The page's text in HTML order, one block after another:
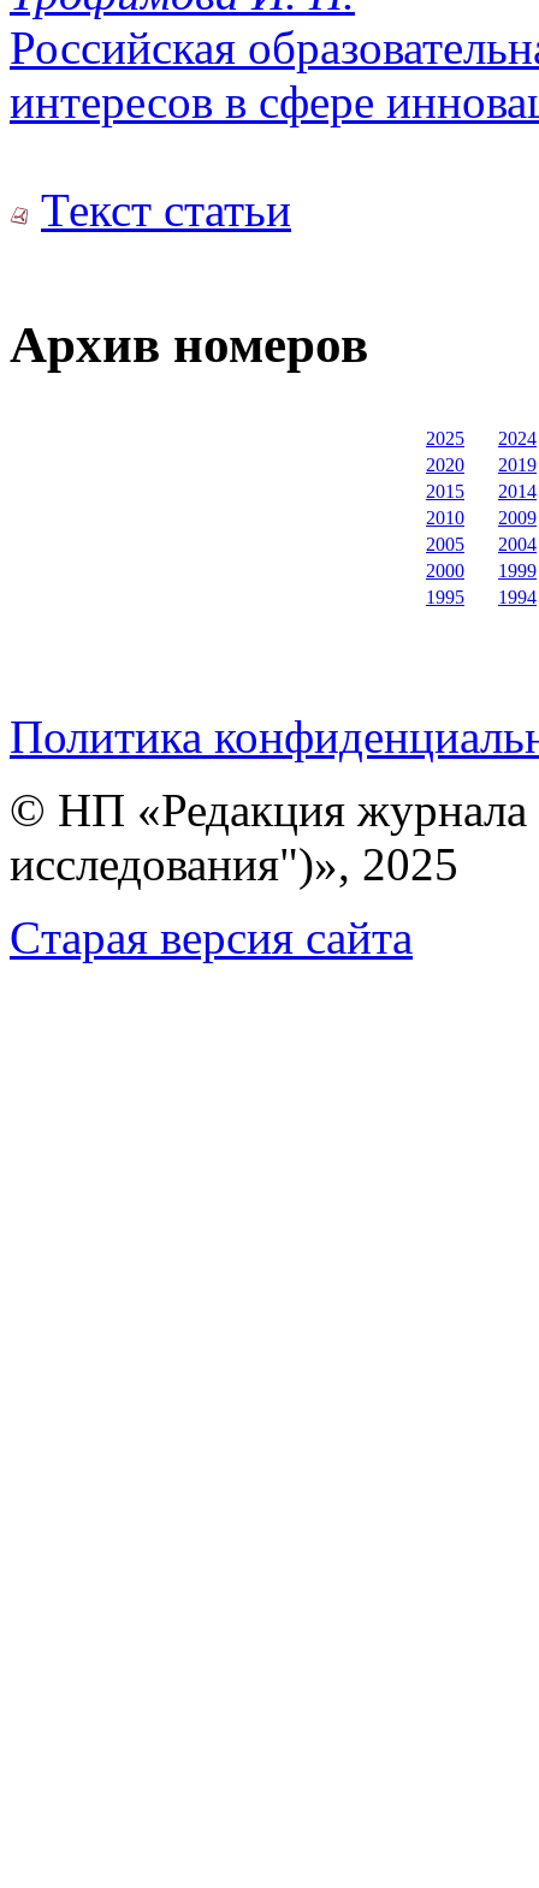
Российская
интересов в сфере
Текст статьи
Архив номеров
2025
2024
2020
2019
2015
2014
2010
2009
2005
2004
2000
1999
1995
1994
Политика
© НП «Редакция
исследования")», 2025
Cтарая версия сайта